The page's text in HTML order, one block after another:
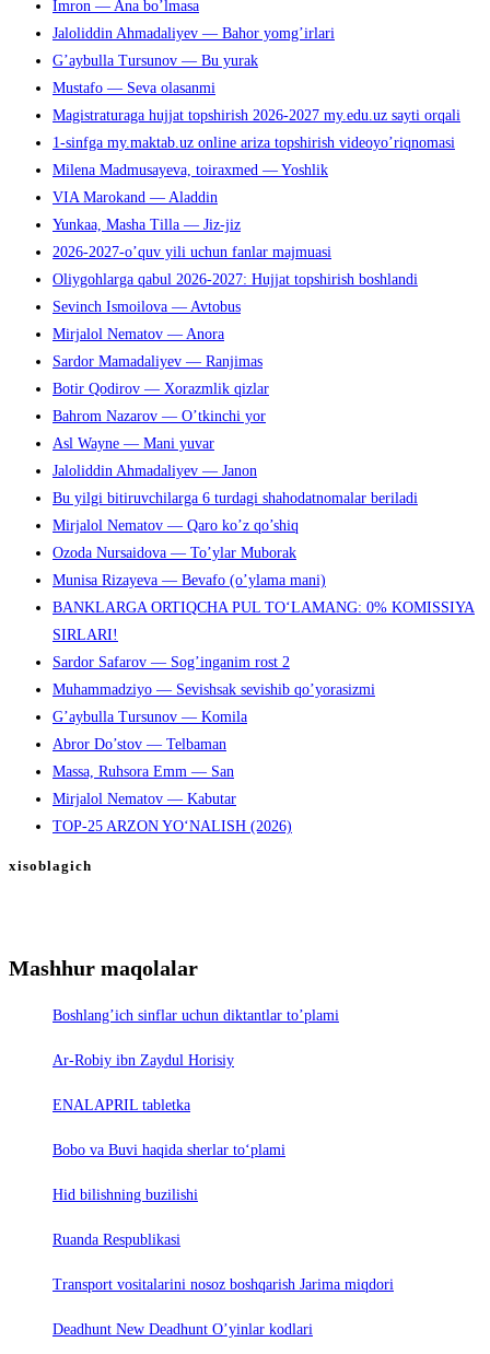
Imron — Ana bo’lmasa
Jaloliddin Ahmadaliyev — Bahor yomg’irlari
G’aybulla Tursunov — Bu yurak
Mustafo — Seva olasanmi
Magistraturaga hujjat topshirish 2026-2027 my.edu.uz sayti orqali
1-sinfga my.maktab.uz online ariza topshirish videoyo’riqnomasi
Milena Madmusayeva, toiraxmed — Yoshlik
VIA Marokand — Aladdin
Yunkaa, Masha Tilla — Jiz-jiz
2026-2027-o’quv yili uchun fanlar majmuasi
Oliygohlarga qabul 2026-2027: Hujjat topshirish boshlandi
Sevinch Ismoilova — Avtobus
Mirjalol Nematov — Anora
Sardor Mamadaliyev — Ranjimas
Botir Qodirov — Xorazmlik qizlar
Bahrom Nazarov — O’tkinchi yor
Asl Wayne — Mani yuvar
Jaloliddin Ahmadaliyev — Janon
Bu yilgi bitiruvchilarga 6 turdagi shahodatnomalar beriladi
Mirjalol Nematov — Qaro ko’z qo’shiq
Ozoda Nursaidova — To’ylar Muborak
Munisa Rizayeva — Bevafo (o’ylama mani)
BANKLARGA ORTIQCHA PUL TO‘LAMANG: 0% KOMISSIYA
SIRLARI!
Sardor Safarov — Sog’inganim rost 2
Muhammadziyo — Sevishsak sevishib qo’yorasizmi
G’aybulla Tursunov — Komila
Abror Do’stov — Telbaman
Massa, Ruhsora Emm — San
Mirjalol Nematov — Kabutar
TOP-25 ARZON YO‘NALISH (2026)
xisoblagich
Mashhur maqolalar
Boshlang’ich sinflar uchun diktantlar to’plami
Ar-Robiy ibn Zaydul Horisiy
ENALAPRIL tabletka
Bobo va Buvi haqida sherlar to‘plami
Hid bilishning buzilishi
Ruanda Respublikasi
Trаnsport vositаlаrini nosoz boshqаrish Jаrimа miqdori
Deadhunt New Deadhunt O’yinlar kodlari